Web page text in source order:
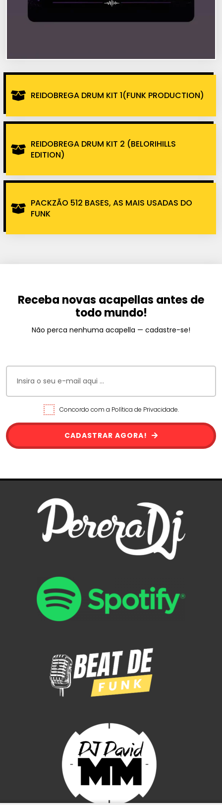
REIDOBREGA DRUM KIT 1(FUNK PRODUCTION)
REIDOBREGA DRUM KIT 2 (BELORIHILLS
EDITION)
PACKZÃO 512 BASES, AS MAIS USADAS DO
FUNK
Receba novas acapellas antes de
todo mundo!
Não perca nenhuma acapella — cadastre-se!
Concordo com a Política de Privacidade.
CADASTRAR AGORA!